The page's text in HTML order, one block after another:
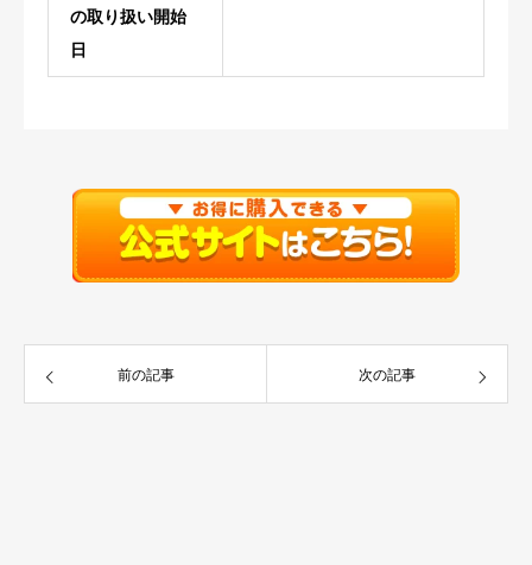
の取り扱い開始
日
前の記事 次の記事